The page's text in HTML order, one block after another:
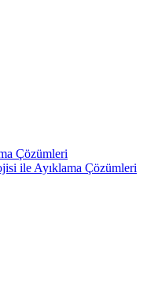
Çözümleri
ile Ayıklama Çözümleri